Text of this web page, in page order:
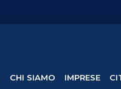
CHI SIAMO IMPRESE